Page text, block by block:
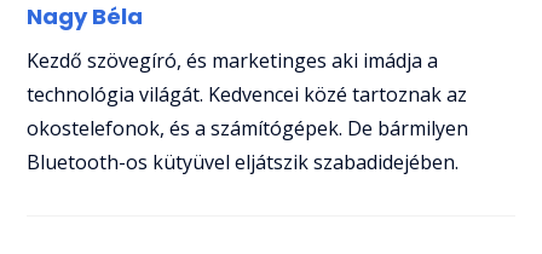
Nagy Béla
Kezdő szövegíró, és marketinges aki imádja a
technológia világát. Kedvencei közé tartoznak az
okostelefonok, és a számítógépek. De bármilyen
Bluetooth-os kütyüvel eljátszik szabadidejében.